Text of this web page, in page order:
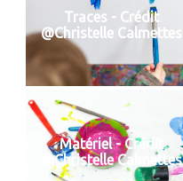
Traces - Crédit
@Christelle Calmettes
Matériel - Crédit
@Christelle Calmettes